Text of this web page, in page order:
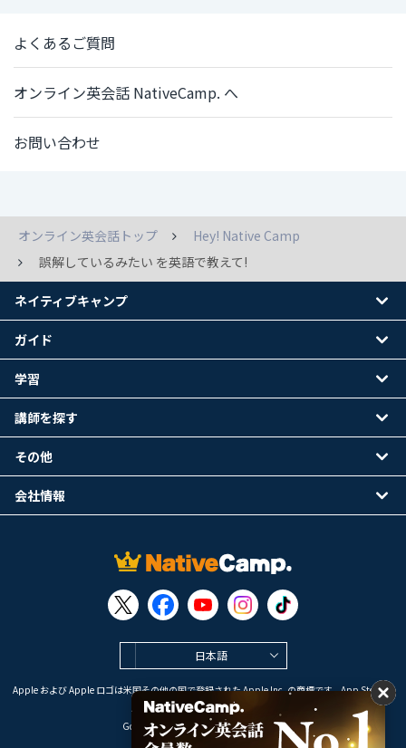
よくあるご質問
オンライン英会話 NativeCamp. へ
お問い合わせ
オンライン英会話トップ
Hey! Native Camp
誤解しているみたい を英語で教えて!
日本語
Apple および Apple ロゴは米国その他の国で登録された Apple Inc. の商標です。App Store は
Apple Inc. のサービスマークです。
Google Play は Google LLC の商標です。
ネイティブキャンプ
ガイド
学習
講師を探す
その他
会社情報